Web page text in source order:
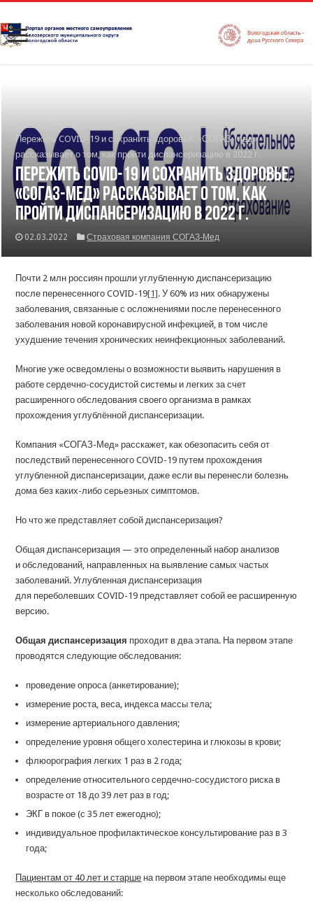
Пережить COVID-19 и сохранить здоровье. «СОГАЗ-Мед»
рассказывает о том, как пройти диспансеризацию в 2022 г.
Пережить COVID-19 и сохранить здоровье.
«СОГАЗ-Мед» рассказывает о том, как
пройти диспансеризацию в 2022 г.
02.03.2022 Страховая компания СОГАЗ-Мед
Почти 2 млн россиян прошли углубленную диспансеризацию
после перенесенного COVID-19[1]. У 60% из них обнаружены
заболевания, связанные с осложнениями после перенесенного
заболевания новой коронавирусной инфекцией, в том числе
ухудшение течения хронических неинфекционных заболеваний.
Многие уже осведомлены о возможности выявить нарушения в
работе сердечно-сосудистой системы и легких за счет
расширенного обследования своего организма в рамках
прохождения углублённой диспансеризации.
Компания «СОГАЗ-Мед» расскажет, как обезопасить себя от
последствий перенесенного COVID-19 путем прохождения
углубленной диспансеризации, даже если вы перенесли болезнь
дома без каких-либо серьезных симптомов.
Но что же представляет собой диспансеризация?
Общая диспансеризация — это определенный набор анализов
и обследований, направленных на выявление самых частых
заболеваний. Углубленная диспансеризация
для переболевших COVID-19 представляет собой ее расширенную
версию.
Общая диспансеризация проходит в два этапа. На первом этапе
проводятся следующие обследования:
проведение опроса (анкетирование);
измерение роста, веса, индекса массы тела;
измерение артериального давления;
определение уровня общего холестерина и глюкозы в крови;
флюорография легких 1 раз в 2 года;
определение относительного сердечно-сосудистого риска в
возрасте от 18 до 39 лет раз в год;
ЭКГ в покое (с 35 лет ежегодно);
индивидуальное профилактическое консультирование раз в 3
года;
Пациентам от 40 лет и старше на первом этапе необходимы еще
несколько обследований: